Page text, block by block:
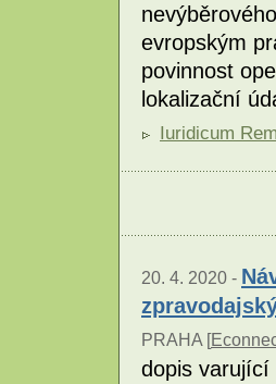
evropským
povinnost
lokalizační
Iuridicum
20. 4. 2020 -
PRAHA [
dopis varující